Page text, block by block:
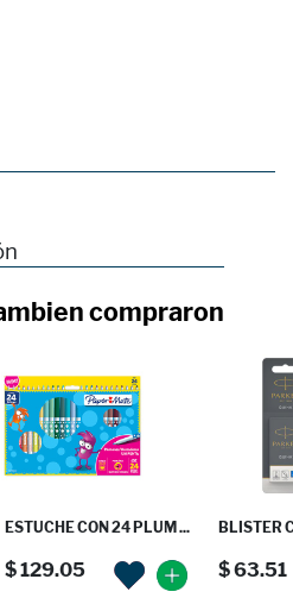
compraron
ESTUCHE CON 24 PLUM ...
$ 129.05
BLISTER
$ 63.51